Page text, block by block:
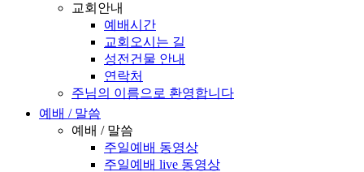
교회안내
예배시간
교회오시는 길
성전건물 안내
연락처
주님의 이름으로 환영합니다
예배 / 말씀
예배 / 말씀
주일예배 동영상
주일예배 live 동영상